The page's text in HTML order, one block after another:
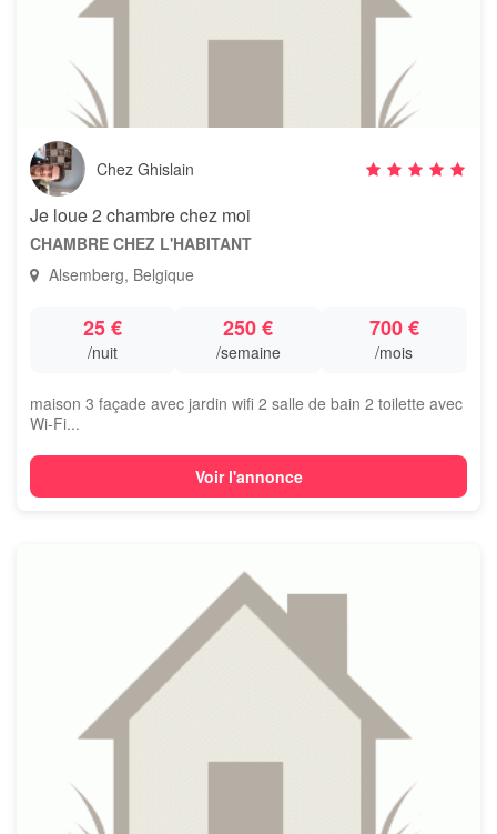
Chez Ghislain
Je loue 2 chambre chez moi
CHAMBRE CHEZ L'HABITANT
Alsemberg, Belgique
25 €
/nuit
250 €
/semaine
700 €
/mois
maison 3 façade avec jardin wifi 2 salle de bain 2 toilette avec
Wi-Fi...
Voir l'annonce